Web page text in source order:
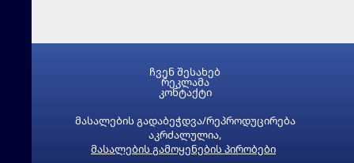
მასალების გადაბეჭდვა/რეპროდუცირება
აკრძალულია,
მასალების გამოყენების პირობები
ჩვენ შესახებ
რეკლამა
კონტაქტი